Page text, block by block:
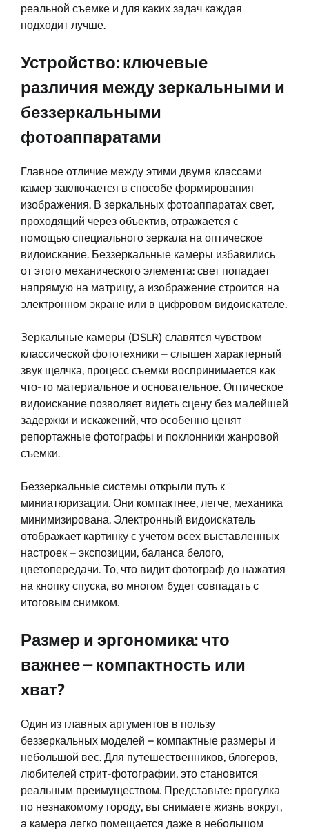
реальной съемке и для каких задач каждая
подходит лучше.
Устройство: ключевые
различия между зеркальными и
беззеркальными
фотоаппаратами
Главное отличие между этими двумя классами
камер заключается в способе формирования
изображения. В зеркальных фотоаппаратах свет,
проходящий через объектив, отражается с
помощью специального зеркала на оптическое
видоискание. Беззеркальные камеры избавились
от этого механического элемента: свет попадает
напрямую на матрицу, а изображение строится на
электронном экране или в цифровом видоискателе.
Зеркальные камеры (DSLR) славятся чувством
классической фототехники – слышен характерный
звук щелчка, процесс съемки воспринимается как
что-то материальное и основательное. Оптическое
видоискание позволяет видеть сцену без малейшей
задержки и искажений, что особенно ценят
репортажные фотографы и поклонники жанровой
съемки.
Беззеркальные системы открыли путь к
миниатюризации. Они компактнее, легче, механика
минимизирована. Электронный видоискатель
отображает картинку с учетом всех выставленных
настроек – экспозиции, баланса белого,
цветопередачи. То, что видит фотограф до нажатия
на кнопку спуска, во многом будет совпадать с
итоговым снимком.
Размер и эргономика: что
важнее – компактность или
хват?
Один из главных аргументов в пользу
беззеркальных моделей – компактные размеры и
небольшой вес. Для путешественников, блогеров,
любителей стрит-фотографии, это становится
реальным преимуществом. Представьте: прогулка
по незнакомому городу, вы снимаете жизнь вокруг,
а камера легко помещается даже в небольшом